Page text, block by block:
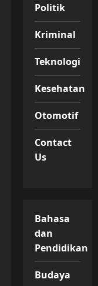
Politik
Kriminal
Teknologi
Kesehatan
Otomotif
Contact
Us
Bahasa
dan
Pendidikan
Budaya